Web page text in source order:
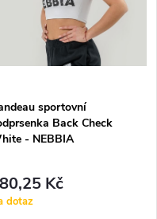
sportovní
Back Check
- NEBBIA
Kč
dotaz